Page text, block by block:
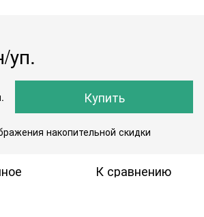
уп.
Купить
накопительной скидки
К сравнению